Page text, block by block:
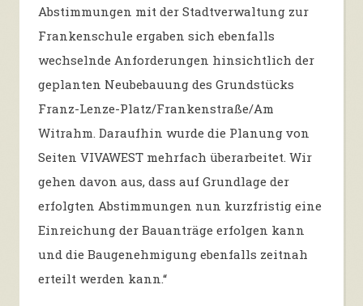
Abstimmungen mit der Stadtverwaltung zur
Frankenschule ergaben sich ebenfalls
wechselnde Anforderungen hinsichtlich der
geplanten Neubebauung des Grundstücks
Franz-Lenze-Platz/Frankenstraße/Am
Witrahm . Daraufhin wurde die Planung von
Seiten VIVAWEST mehrfach überarbeitet. Wir
gehen davon aus, dass auf Grundlage der
erfolgten Abstimmungen nun kurzfristig eine
Einreichung der Bauanträge erfolgen kann
und die Baugenehmigung ebenfalls zeitnah
erteilt werden kann. “